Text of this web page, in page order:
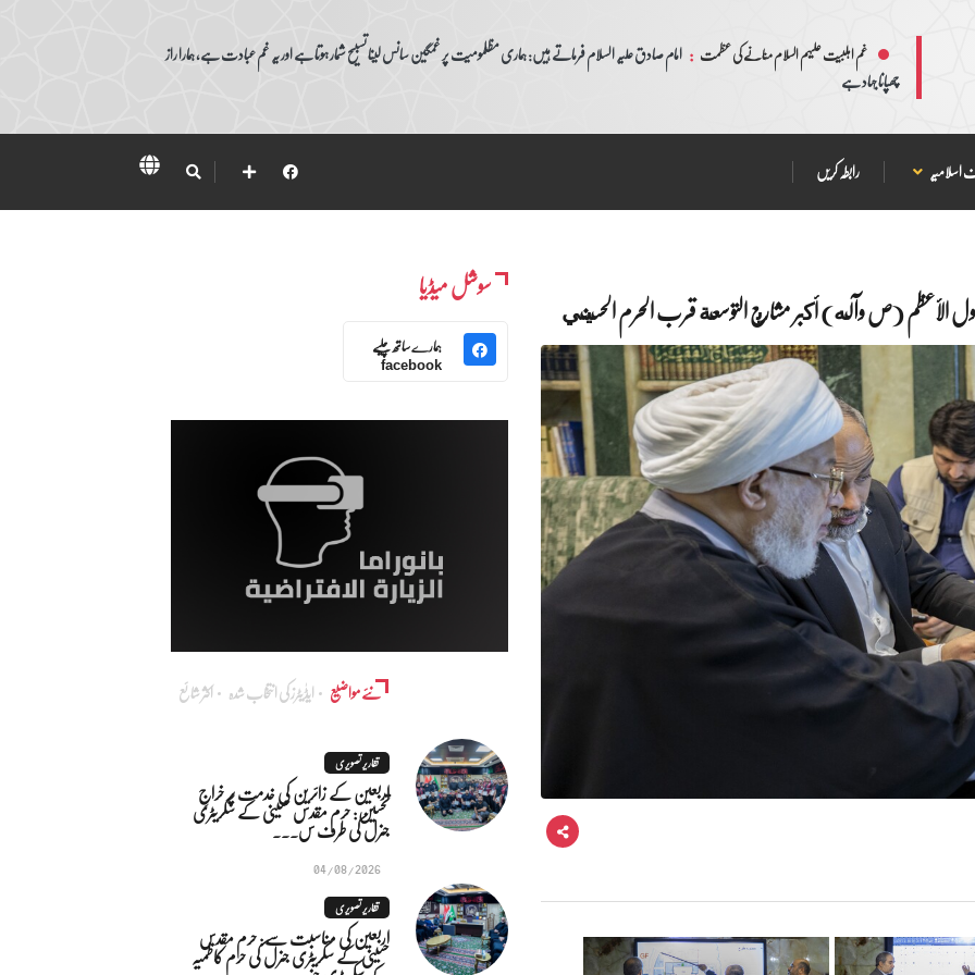
غم اہلبیت علیہم السلام منانے کی عظمت : امام صادق علیہ السلام فرماتے ہیں: ہماری مظلمومیت پر غمگین سانس لینا تسبیح شمار ہوتا ہے اور یہ غم عبادت ہے، ہمارا راز
چھپانا جہاد ہے
اسلامیہ رابطہ کریں
الأعظم (ص وآله) أكبر مشاريع التوسعة قرب الحرم الحسيني سوشل میڈیا
ہمارے ساتھ چلیے
facebook
نئے مواضیع ایڈٰیٹرز کی انتخاب شدہ اکثر شائع
تقاریر تصویری
اربعین کے زائرین کی خدمت پر خراجِ
تحسین: حرم مقدس حسینی کے سکریٹری
جنرل کی طرف س...
04/08/2026
تقاریر تصویری
اربعین کی مناسبت سے: حرم مقدس
حسینی کے سکریٹری جنرل کی حرم کاظمیہ